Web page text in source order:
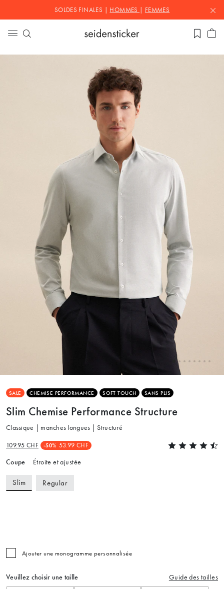
SOLDES FINALES | HOMMES FEMMES
SALE CHEMISE PERFORMANCE SOFT TOUCH SANS PLIS
Slim Chemise Performance Structure
Classique | manches longues | Structuré
109.95 CHF -50% 53.99 CHF
Coupe Étroite et ajustée
Slim Regular
Ajouter une monogramme personnalisée
Veuillez choisir une taille Guide des tailles